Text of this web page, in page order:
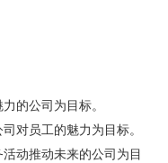
的公司为目标。
对员工的魅力为目标。
动推动未来的公司为目